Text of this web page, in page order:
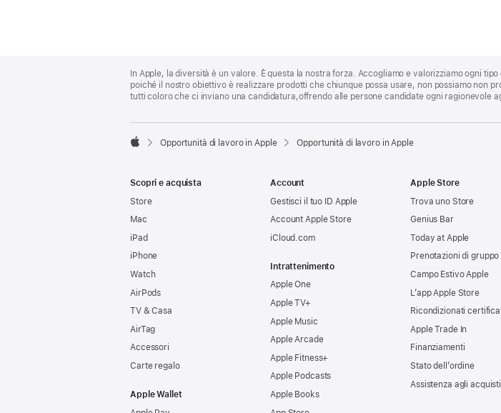
Footer
In Apple, la diversità è un valore. È questa la nostra forza. Accogliamo e valorizziamo ogni
poiché il nostro obiettivo è realizzare prodotti che chiunque possa usare, non possiamo non
tutti coloro che ci inviano una candidatura,offrendo alle persone candidate ogni ragionevole

Opportunità di lavoro in Apple Opportunità di lavoro in Apple
Scopri e acquista
Store
Mac
iPad
iPhone
Watch
AirPods
TV & Casa
AirTag
Accessori
Carte regalo
Apple Wallet
Account
Gestisci il tuo ID Apple
Account Apple Store
iCloud.com
Intrattenimento
Apple One
Apple TV+
Apple Music
Apple Arcade
Apple Fitness+
Apple Podcasts
Apple Books
Apple Store
Trova uno Store
Genius Bar
Today at Apple
Prenotazioni di gruppo
Campo Estivo Apple
L’app Apple Store
Ricondizionati
Apple Trade In
Finanziamenti
Stato dell’ordine
Assistenza agli acquisti